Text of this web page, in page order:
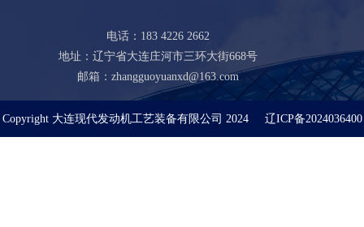
电话：183 4226 2662
地址：辽宁省大连庄河市三环大街668号
邮箱：zhangguoyuanxd@163.com
Copyright 大连现代发动机工艺装备有限公司 2024 辽ICP备2024036400